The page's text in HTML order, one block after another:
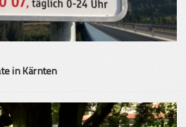
in Kärnten